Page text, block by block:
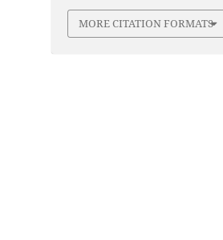
MORE CITATION FORMATS